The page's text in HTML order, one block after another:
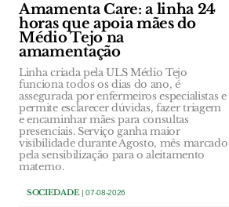
Amamenta Care: a linha 24
horas que apoia mães do
Médio Tejo na
amamentação
Linha criada pela ULS Médio Tejo
funciona todos os dias do ano, é
assegurada por enfermeiros especialistas e
permite esclarecer dúvidas, fazer triagem
e encaminhar mães para consultas
presenciais. Serviço ganha maior
visibilidade durante Agosto, mês marcado
pela sensibilização para o aleitamento
materno.
SOCIEDADE| 07-08-2026